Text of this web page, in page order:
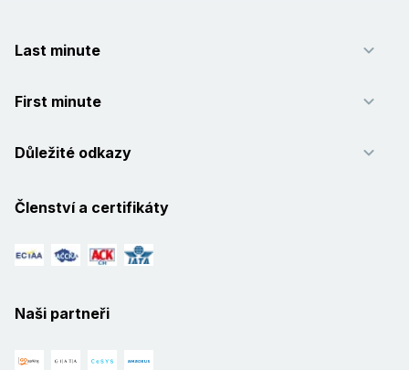
Last minute
First minute
Důležité odkazy
Členství a certifikáty
Naši partneři